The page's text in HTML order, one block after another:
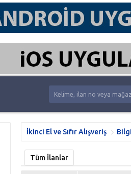
İkinci El ve Sıfır Alışveriş
Tüm İlanlar